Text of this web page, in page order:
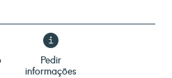
Pedir
informações